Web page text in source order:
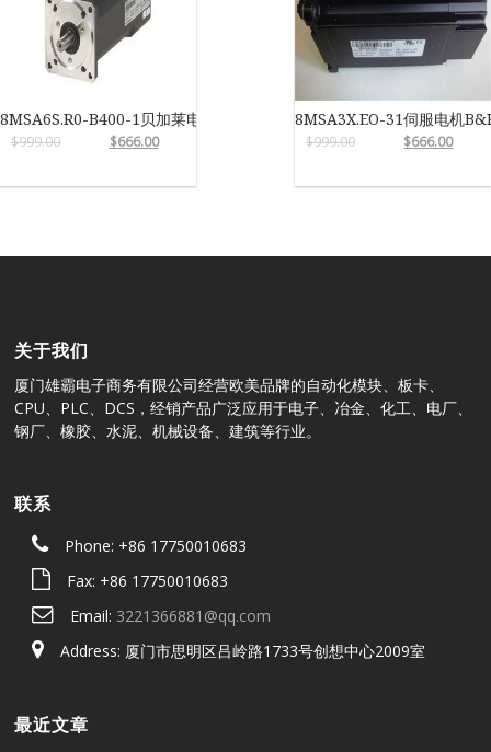
8MSA6S.R0-B400-1贝加莱电机
$999.00 $666.00
8MSA3X.EO-31伺服电机
$999.00 $666.00
关于我们
厦门雄霸电子商务有限公司经营欧美品牌的自动化模块、板卡、
CPU、PLC、DCS，经销产品广泛应用于电子、冶金、化工、电厂、
钢厂、橡胶、水泥、机械设备、建筑等行业。
联系
Phone: +86 17750010683
Fax: +86 17750010683
Email: 3221366881@qq.com
Address: 厦门市思明区吕岭路1733号创想中心2009室
最近文章